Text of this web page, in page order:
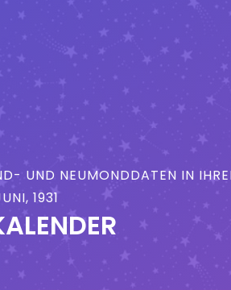
UND NEUMONDDATEN IN
1931